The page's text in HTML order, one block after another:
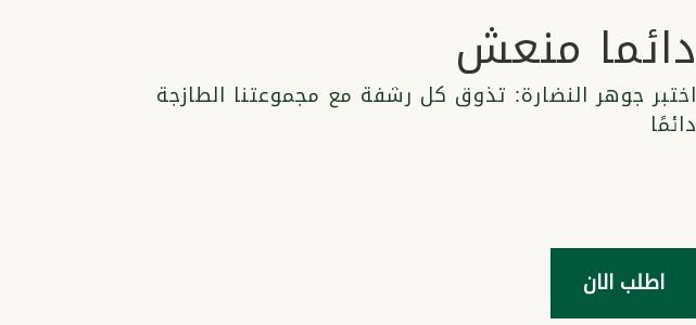
دائما منعش
اختبر جوهر النضارة: تذوق كل رشفة مع مجموعتنا الطازجة
دائمًا
اطلب الان